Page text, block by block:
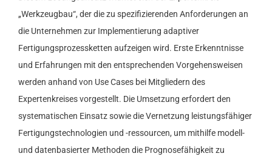
„Werkzeugbau“, der die zu spezifizierenden Anforderungen an
die Unternehmen zur Implementierung adaptiver
Fertigungsprozessketten aufzeigen wird. Erste Erkenntnisse
und Erfahrungen mit den entsprechenden Vorgehensweisen
werden anhand von Use Cases bei Mitgliedern des
Expertenkreises vorgestellt. Die Umsetzung erfordert den
systematischen Einsatz sowie die Vernetzung leistungsfähiger
Fertigungstechnologien und -ressourcen, um mithilfe modell-
und datenbasierter Methoden die Prognosefähigkeit zu